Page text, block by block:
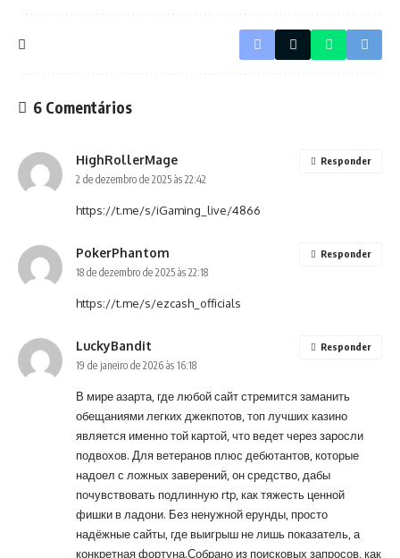
6 Comentários
HighRollerMage
2 de dezembro de 2025 às 22:42
https://t.me/s/iGaming_live/4866
Responder
PokerPhantom
18 de dezembro de 2025 às 22:18
https://t.me/s/ezcash_officials
Responder
LuckyBandit
19 de janeiro de 2026 às 16:18
В мире азарта, где любой сайт стремится заманить
обещаниями легких джекпотов, топ лучших казино
является именно той картой, что ведет через заросли
подвохов. Для ветеранов плюс дебютантов, которые
надоел с ложных заверений, он средство, дабы
почувствовать подлинную rtp, как тяжесть ценной
фишки в ладони. Без ненужной ерунды, просто
надёжные сайты, где выигрыш не лишь показатель, а
конкретная фортуна.Собрано из поисковых запросов, как
Responder